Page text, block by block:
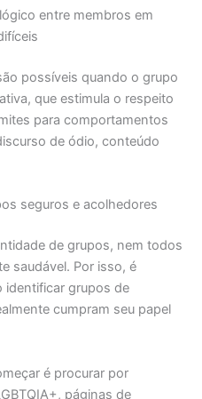
entre membros em
possíveis quando o grupo
que estimula o respeito
para comportamentos
de ódio, conteúdo
seguros e acolhedores
de grupos, nem todos
saudável. Por isso, é
identificar grupos de
cumpram seu papel
é procurar por
páginas de